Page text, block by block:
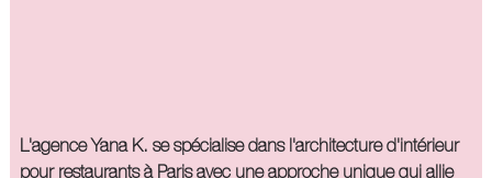
L'agence Yana K. se spécialise dans l'architecture d'intérieur
pour restaurants à Parisavec une approche unique qui allie